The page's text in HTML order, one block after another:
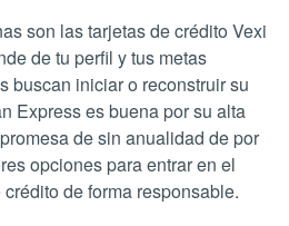
son las tarjetas de crédito Vexi
de tu perfil y tus metas
buscan iniciar o reconstruir su
Express es buena por su alta
de sin anualidad de por
opciones para entrar en el
de forma responsable.